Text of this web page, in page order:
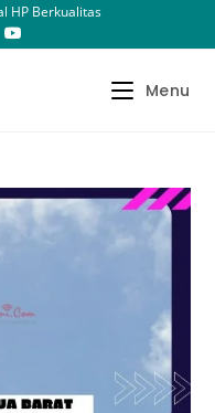
HP Berkualitas
Menu